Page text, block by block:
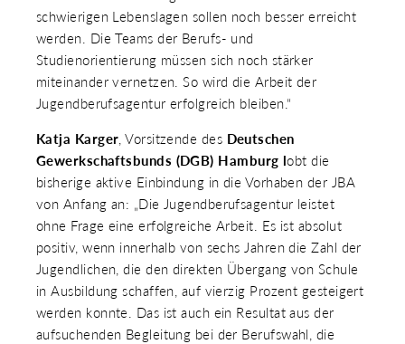
schwierigen Lebenslagen sollen noch besser erreicht
werden. Die Teams der Berufs- und
Studienorientierung müssen sich noch stärker
miteinander vernetzen. So wird die Arbeit der
Jugendberufsagentur erfolgreich bleiben.“
Katja Karger , Vorsitzende des Deutschen
Gewerkschaftsbunds (DGB) Hamburg lobt die
bisherige aktive Einbindung in die Vorhaben der JBA
von Anfang an: „Die Jugendberufsagentur leistet
ohne Frage eine erfolgreiche Arbeit. Es ist absolut
positiv, wenn innerhalb von sechs Jahren die Zahl der
Jugendlichen, die den direkten Übergang von Schule
in Ausbildung schaffen, auf vierzig Prozent gesteigert
werden konnte. Das ist auch ein Resultat aus der
aufsuchenden Begleitung bei der Berufswahl, die